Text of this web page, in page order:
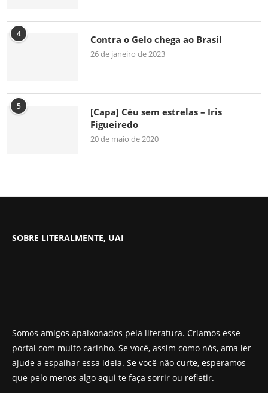
4 Contra o Gelo chega ao Brasil
26 de janeiro de 2023
5
[Capa] Céu sem estrelas – Iris
Figueiredo
20 de maio de 2020
SOBRE LITERALMENTE, UAI
Somos amigos apaixonados pela literatura. Criamos esse
portal com muito carinho. Se você, assim como nós, ama ler
ajude a espalhar essa ideia. Se você não curte, esperamos
que pelo menos algo aqui te faça sorrir ou refletir.